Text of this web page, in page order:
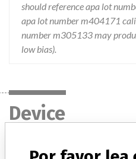
should reference apa lot
apa lot number m404171
number m305133 may
low bias).
Device
IMMAGE